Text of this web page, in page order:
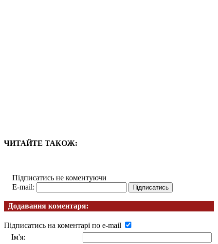
ЧИТАЙТЕ ТАКОЖ:
Підписатись не коментуючи
E-mail:
Додавання коментаря:
Підписатись на коментарі по e-mail
Ім'я: